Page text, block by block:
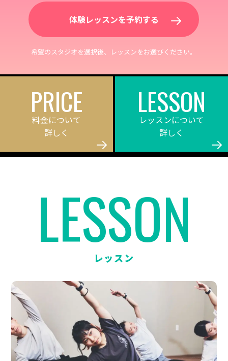
体験レッスンを予約する
希望のスタジオを選択後、レッスンをお選びください。
PRICE
料金について
詳しく
LESSON
レッスンについて
詳しく
LESSON
レッスン